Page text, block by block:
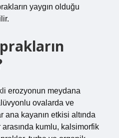
yaygın olduğu
erozyonun meydana
ovalarda ve
ana kayanın etkisi altında
kumlu, kalsimorfik